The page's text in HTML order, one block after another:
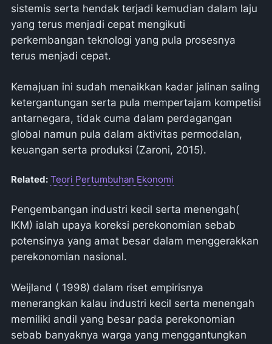
sistemis serta hendak terjadi kemudian dalam laju
yang terus menjadi cepat mengikuti
perkembangan teknologi yang pula prosesnya
terus menjadi cepat.
Kemajuan ini sudah menaikkan kadar jalinan saling
ketergantungan serta pula mempertajam kompetisi
antarnegara, tidak cuma dalam perdagangan
global namun pula dalam aktivitas permodalan,
keuangan serta produksi (Zaroni, 2015).
Related: Teori Pertumbuhan Ekonomi
Pengembangan industri kecil serta menengah(
IKM) ialah upaya koreksi perekonomian sebab
potensinya yang amat besar dalam menggerakkan
perekonomian nasional.
Weijland ( 1998) dalam riset empirisnya
menerangkan kalau industri kecil serta menengah
memiliki andil yang besar pada perekonomian
sebab banyaknya warga yang menggantungkan